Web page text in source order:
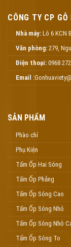
CÔNG TY CP
Nhà máy: Lô 6 KCN
Văn phòng: 279,
Điện thoại: 0968
Email
SẢN PHẨM
Phào chỉ
Phụ Kiện
Tấm Ốp Hai Sóng
Tấm Ốp Phẳng
Tấm Ốp Sóng Cao
Tấm Ốp Sóng Nhỏ
Tấm Ốp Sóng Nhỏ
Tấm Ốp Sóng To